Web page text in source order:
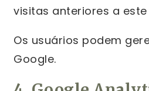
visitas anteriores a
Os usuários podem
Google.